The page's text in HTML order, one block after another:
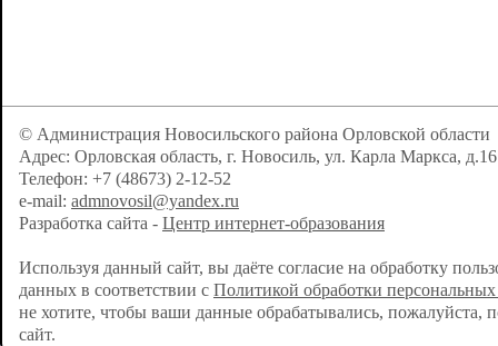
© Администрация Новосильского района Орловской области
Адрес: Орловская область, г. Новосиль, ул. Карла Маркса, д.16
Телефон: +7 (48673) 2-12-52
e-mail: admnovosil@yandex.ru
Разработка сайта - Центр интернет-образования
Используя данный сайт, вы даёте согласие на обработку
данных в соответствии с Политикой обработки
не хотите, чтобы ваши данные обрабатывались, пожалуйста,
сайт.